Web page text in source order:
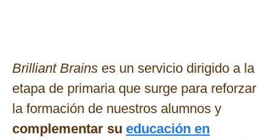
Brilliant Brains es un servicio dirigido a la
etapa de primaria que surge para reforzar
la formación de nuestros alumnos y
complementar su educación en